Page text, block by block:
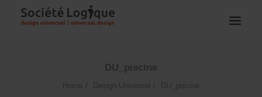
DU_piscine
Home Design Universel DU_piscine